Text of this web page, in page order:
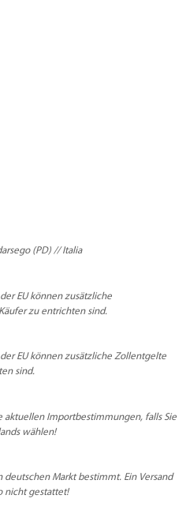
(PD) // Italia
EU können zusätzliche
zu entrichten sind.
EU können zusätzliche Zollentgelte
sind.
aktuellen Importbestimmungen, falls Sie
wählen!
Markt bestimmt. Ein Versand
nicht gestattet!